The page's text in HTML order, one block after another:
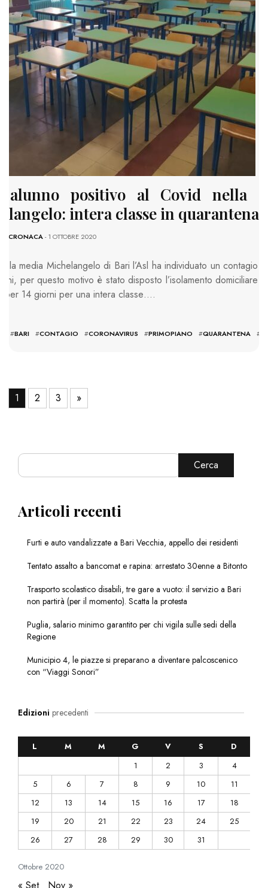
alunno positivo al Covid nella
intera classe in quarantena
CRONACA- 1 OTTOBRE 2020
media Michelangelo di Bari l’Asl ha individuato un contagio
per questo motivo è stato disposto l’isolamento domiciliare
per 14 giorni per una intera classe….
#BARI #CONTAGIO #CORONAVIRUS #PRIMOPIANO #QUARANTENA #
1 2 3 »
Cerca
Articoli recenti
Furti e auto vandalizzate a Bari Vecchia, appello dei residenti
Tentato assalto a bancomat e rapina: arrestato 30enne a Bitonto
Trasporto scolastico disabili, tre gare a vuoto: il servizio a Bari
non partirà (per il momento). Scatta la protesta
Puglia, salario minimo garantito per chi vigila sulle sedi della
Regione
Municipio 4, le piazze si preparano a diventare palcoscenico
con “Viaggi Sonori”
Edizioni precedenti
Ottobre 2020
L M M G V S
D
1
2 3
4
5
6 7 8 9 10
11
12
13 14 15 16 17
18
19
20 21 22 23 24
25
26
27 28 29 30 31
« Set Nov »